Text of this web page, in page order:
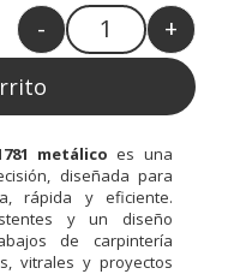
Quantity
- +
metálico es una
diseñada para
rápida y eficiente.
y un diseño
de carpintería
vitrales y proyectos